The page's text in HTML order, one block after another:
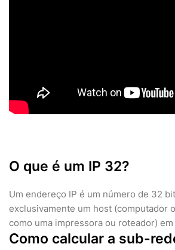
O que é um IP 32?
Um endereço IP é um número de 32
exclusivamente um host (computador
como uma impressora ou roteador) em
Como calcular a sub-